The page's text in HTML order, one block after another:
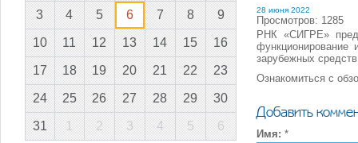
28 июня 2022
Просмотров: 1285
РНК «СИГРЕ»
зарубежных
Ознакомиться с
Добавить
Имя: *
3 4 5 6 7 8 9
10 11 12 13 14 15 16
17 18 19 20 21 22 23
24 25 26 27 28 29 30
31 1 2 3 4 5 6